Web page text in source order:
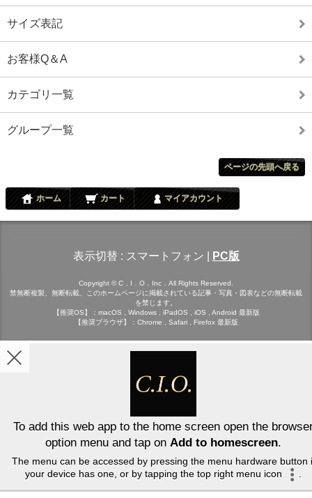
サイズ表記
お客様Q＆A
カテゴリ一覧
グループ一覧
ページの先頭へ戻る
ホーム カート マイアカウント
表示切替 : スマートフォン PC版
Copyright © C．I．O．Inc．All Rights Reserved.
禁無断複製、無断転載、このホームページに掲載されている記事・写真・図表などの無断転載
を禁じます。
【推奨OS】：macOS , Windows , iPadOS , iOS , Android 最新版
【推奨ブラウザ】：Chrome , Safari , Firefox 最新版
To add this web app to the home screen open the
option menu and tap on Add to homescreen.
The menu can be accessed by pressing the menu hardware button
your device has one, or by tapping the top right menu icon